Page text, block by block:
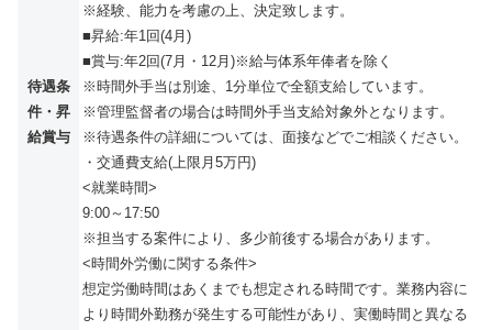
待遇条
件・昇
給賞与
※経験、能力を考慮の上、決定致します。
■昇給:年1回(4月)
■賞与:年2回(7月・12月)※給与体系年俸者を除く
※時間外手当は別途、1分単位で全額支給しています。
※管理監督者の場合は時間外手当支給対象外となります。
※待遇条件の詳細については、面接などでご相談ください。
・交通費支給(上限月5万円)
<就業時間>
9:00～17:50
※担当する案件により、多少前後する場合があります。
<時間外労働に関する条件>
想定労働時間はあくまでも想定される時間です。業務内容に
より時間外勤務が発生する可能性があり、実働時間と異なる